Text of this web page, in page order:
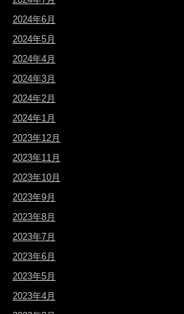
2024年6月
2024年5月
2024年4月
2024年3月
2024年2月
2024年1月
2023年12月
2023年11月
2023年10月
2023年9月
2023年8月
2023年7月
2023年6月
2023年5月
2023年4月